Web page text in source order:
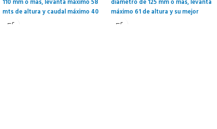
110 mm o mas, levanta máximo 58
mts de altura y caudal máximo 40
litros por minuto. Solo uso en aguas
diámetro de 125 mm o mas, levanta
máximo 61 de altura y su mejor
caudal son 46 litros por minuto.